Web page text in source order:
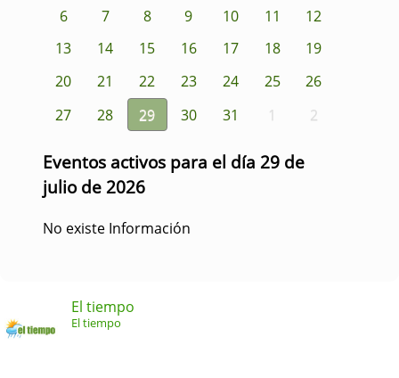
6
7 8 9 10 11
12
13
14 15 16 17 18
19
20
21 22 23 24 25
26
27
28 29 30 31 1 2
Eventos activos para el día 29 de
julio de 2026
No existe Información
El tiempo
El tiempo